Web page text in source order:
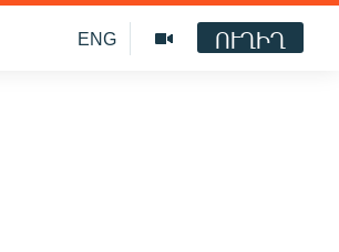
ENG ՈՒՂԻՂ